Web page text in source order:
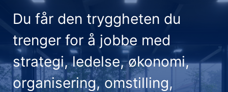
Du får den tryggheten du
trenger for å jobbe med
strategi, ledelse, økonomi,
organisering, omstilling,